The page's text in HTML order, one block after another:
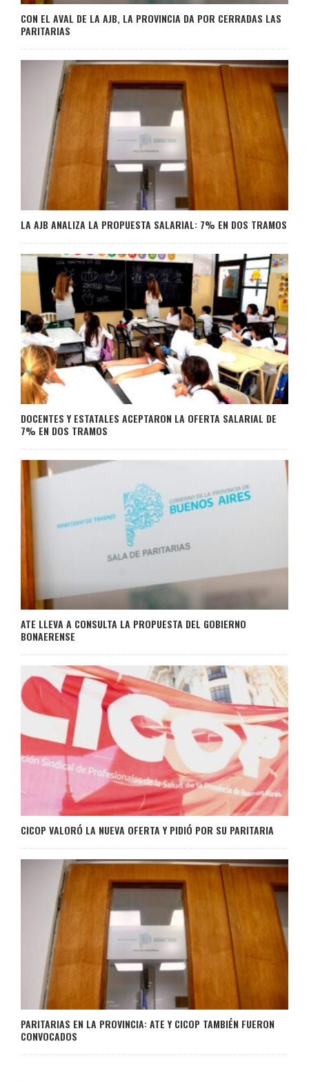
CON EL AVAL DE LA AJB, LA PROVINCIA DA POR CERRADAS LAS
PARITARIAS
LA AJB ANALIZA LA PROPUESTA SALARIAL: 7% EN DOS TRAMOS
DOCENTES Y ESTATALES ACEPTARON LA OFERTA SALARIAL DE
7% EN DOS TRAMOS
ATE LLEVA A CONSULTA LA PROPUESTA DEL GOBIERNO
BONAERENSE
CICOP VALORÓ LA NUEVA OFERTA Y PIDIÓ POR SU PARITARIA
PARITARIAS EN LA PROVINCIA: ATE Y CICOP TAMBIÉN FUERON
CONVOCADOS